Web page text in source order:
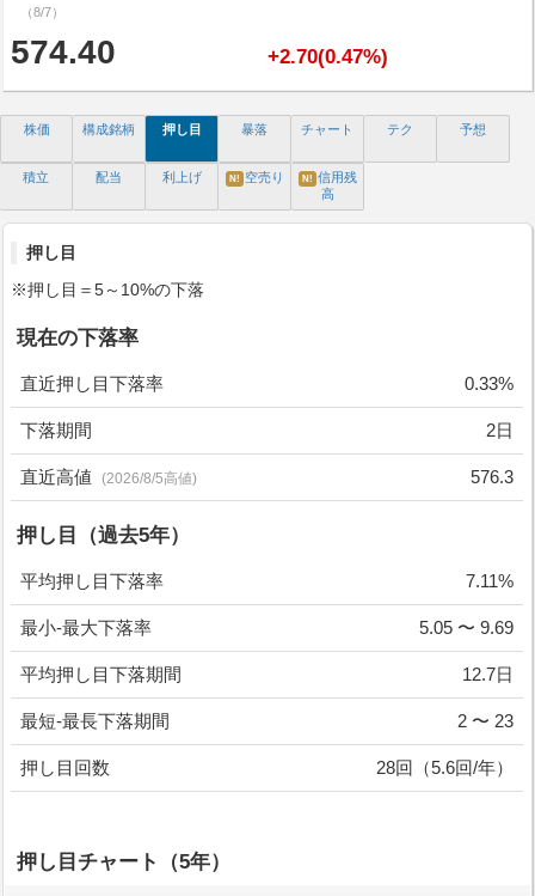
（8/7）
574.40 +2.70(0.47%)
株価 構成銘柄 押し目 暴落 チャート テク 予想
積立 配当 利上げ N! 空売り N! 信用残
高
押し目
※押し目＝5～10%の下落
現在の下落率
直近押し目下落率 0.33%
下落期間 2日
直近高値 (2026/8/5高値) 576.3
押し目（過去5年）
平均押し目下落率 7.11%
最小-最大下落率 5.05 〜 9.69
平均押し目下落期間 12.7日
最短-最長下落期間 2 〜 23
押し目回数 28回（5.6回/年）
押し目チャート（5年）